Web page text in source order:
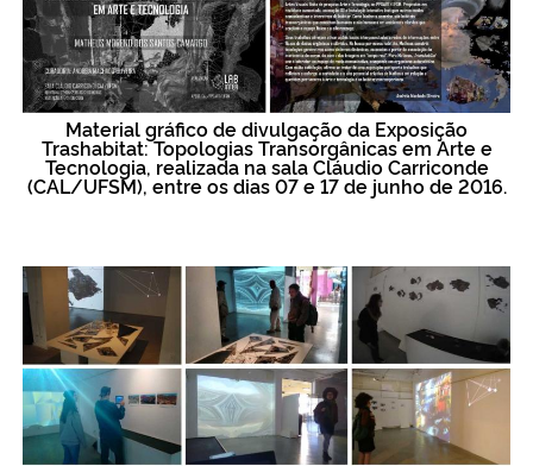
Material gráfico de divulgação da Exposição
Trashabitat: Topologias Transorgânicas em Arte e
Tecnologia, realizada na sala Cláudio Carriconde
(CAL/UFSM), entre os dias 07 e 17 de junho de 2016.